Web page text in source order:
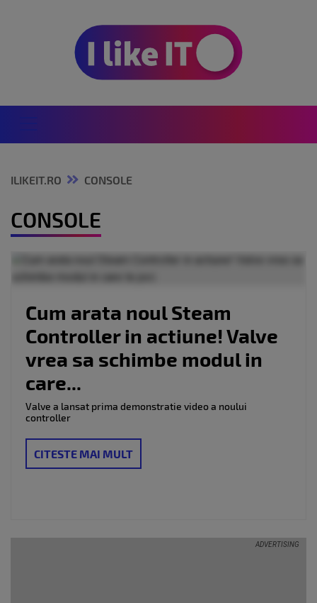
ILIKEIT.RO CONSOLE
CONSOLE
Cum arata noul Steam
Controller in actiune! Valve
vrea sa schimbe modul in
care...
Valve a lansat prima demonstratie video a noului
controller
CITESTE MAI MULT